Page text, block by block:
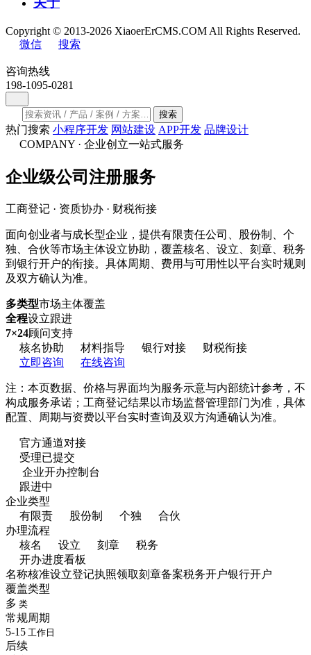
Copyright © 2013-2026 XiaoerErCMS.COM All Rights Reserved.
微信
搜索
咨询热线
198-1095-0281
搜索
热门搜索 小程序开发 网站建设 APP开发 品牌设计
COMPANY · 企业创立一站式服务
企业级公司注册服务
工商登记 · 资质协办 · 财税衔接
面向创业者与成长型企业，提供有限责任公司、股份制、个
独、合伙等市场主体设立协助，覆盖核名、设立、刻章、税务
到银行开户的衔接。具体周期、费用与可用性以平台实时规则
及双方确认为准。
多类型市场主体覆盖
全程设立跟进
7×24顾问支持
核名协助
材料指导 银行对接
财税衔接
立即咨询
在线咨询
注：本页数据、价格与界面均为服务示意与内部统计参考，不
构成服务承诺；工商登记结果以市场监督管理部门为准，具体
配置、周期与资费以平台实时查询及双方沟通确认为准。
官方通道对接
受理已提交
企业开办控制台
跟进中
企业类型
有限责
股份制 个独
合伙
办理流程
核名
设立 刻章
税务
开办进度看板
名称核准设立登记执照领取刻章备案税务开户银行开户
覆盖类型
多 类
常规周期
5-15 工作日
后续